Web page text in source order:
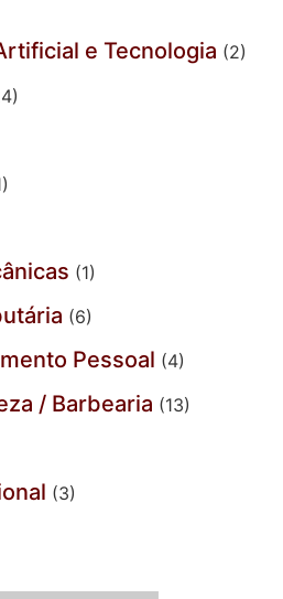
e Tecnologia (2)
(1)
(6)
Pessoal (4)
/ Barbearia (13)
(3)